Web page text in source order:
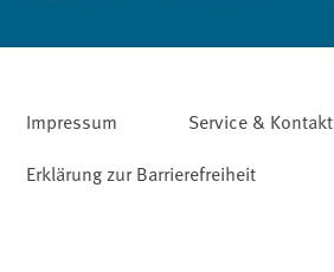
Impressum Service & Kontakt
Erklärung zur Barrierefreiheit